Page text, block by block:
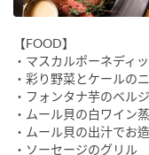
【FOOD】
・マスカルポーネディ
・彩り野菜とケールの
・フォンタナ芋のベル
・ムール貝の白ワイン
・ムール貝の出汁でお
・ソーセージのグリル